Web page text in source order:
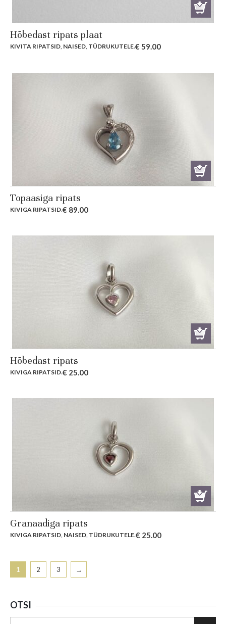
Hõbedast ripats plaat
KIVITA RIPATSID, NAISED, TÜDRUKUTELE.€ 59.00
Topaasiga ripats
KIVIGA RIPATSID.€ 89.00
Hõbedast ripats
KIVIGA RIPATSID.€ 25.00
Granaadiga ripats
KIVIGA RIPATSID, NAISED, TÜDRUKUTELE.€ 25.00
1 2 3 →
OTSI